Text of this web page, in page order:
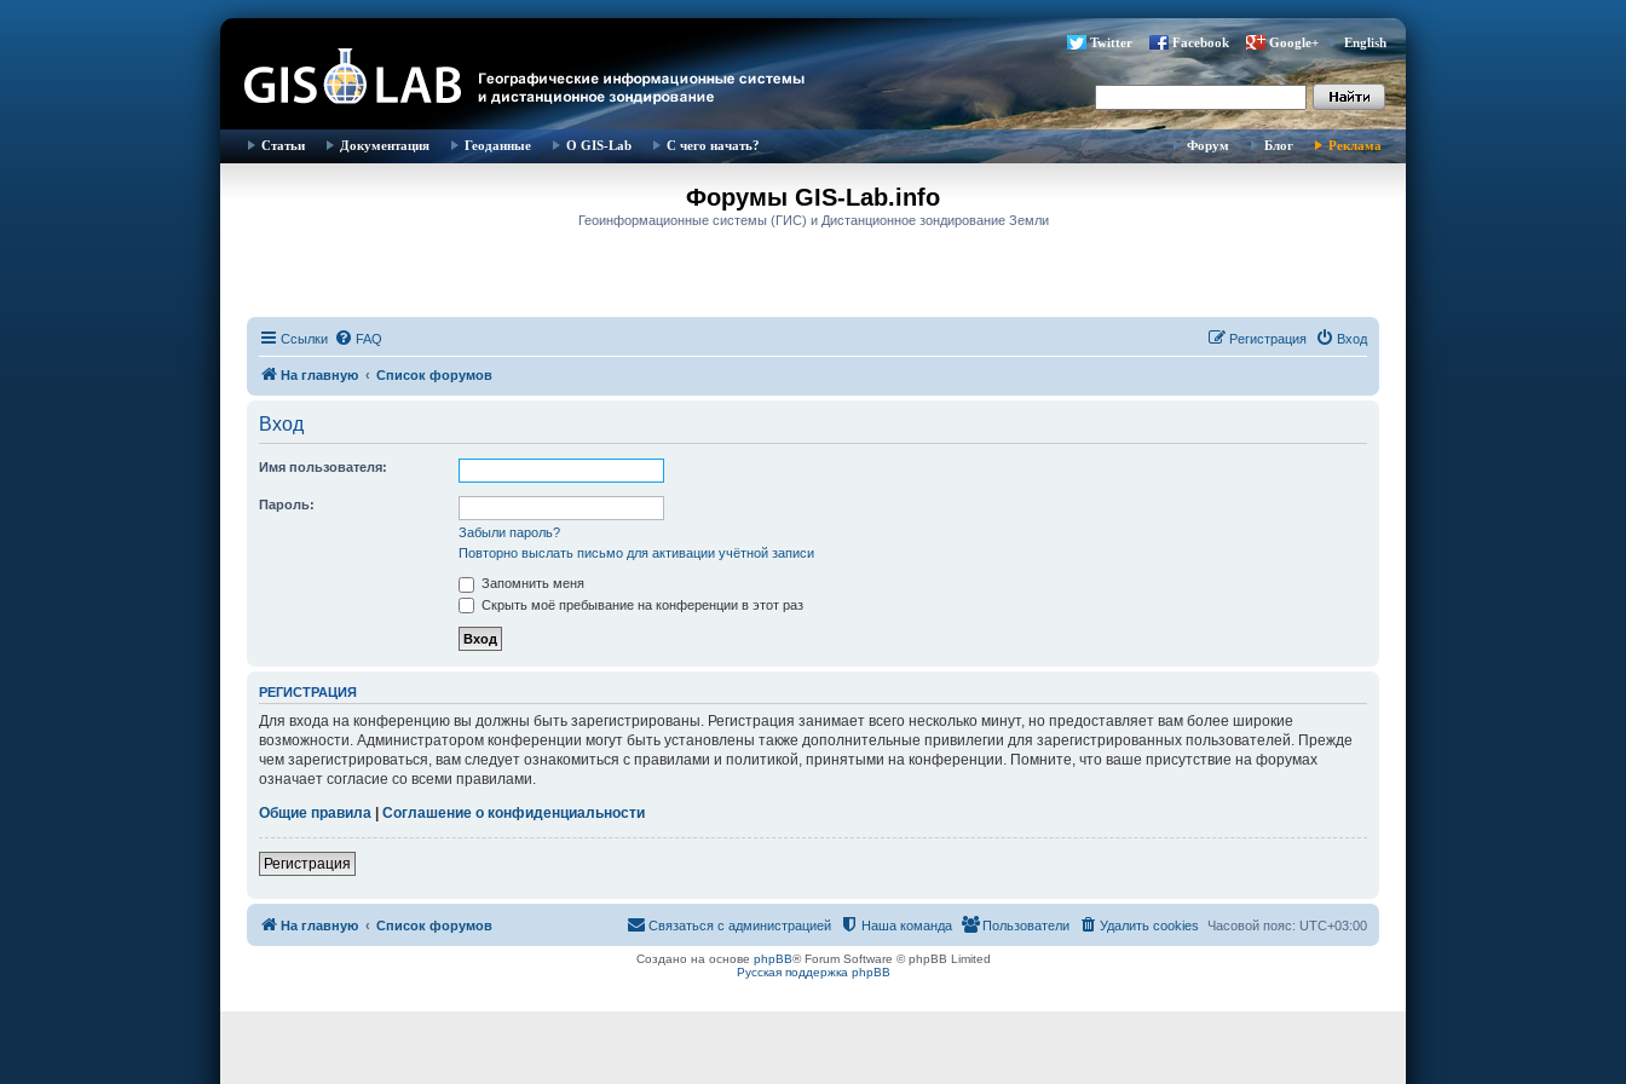
Twitter Facebook Google+ English
Статьи Документация Геоданные О GIS-Lab С чего начать? Форум Блог Реклама
Форумы GIS-Lab.info
Геоинформационные системы (ГИС) и Дистанционное зондирование Земли
Ссылки FAQ Вход
Регистрация
На главную Список форумов
Вход
Имя пользователя:
Пароль:
Забыли пароль?
Повторно выслать письмо для активации учётной записи
Запомнить меня
Скрыть моё пребывание на конференции в этот раз
РЕГИСТРАЦИЯ
Для входа на конференцию вы должны быть зарегистрированы. Регистрация занимает всего несколько минут, но предоставляет вам более широкие
возможности. Администратором конференции могут быть установлены также дополнительные привилегии для зарегистрированных пользователей. Прежде
чем зарегистрироваться, вам следует ознакомиться с правилами и политикой, принятыми на конференции. Помните, что ваше присутствие на форумах
означает согласие со всеми правилами.
Общие правила | Соглашение о конфиденциальности
Регистрация
На главную Список форумов Часовой пояс: UTC+03:00
Удалить cookies
Пользователи
Наша команда
Связаться с администрацией
Создано на основе phpBB® Forum Software © phpBB Limited
Русская поддержка phpBB